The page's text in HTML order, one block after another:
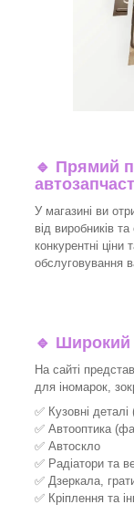
🔹 Прямий
У магазині ви
від виробників
конкурентні
обслуговування
🔹 Широкий
На сайті
для іномарок,
✅ Кузовні
✅ Автооптика
✅ Автоскло
✅ Радіатори та
✅ Дзеркала,
✅ Кріплення та